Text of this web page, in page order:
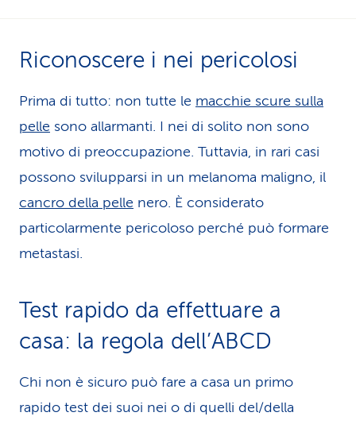
i
Riconoscere i nei pericolosi
Prima di tutto: non tutte le macchie scure sulla
pelle sono allarmanti. I nei di solito non sono
motivo di preoccupazione. Tuttavia, in rari casi
possono svilupparsi in un melanoma maligno, il
cancro della pelle nero. È considerato
particolarmente pericoloso perché può formare
metastasi.
Test rapido da effettuare a
casa: la regola dell’ABCD
Chi non è sicuro può fare a casa un primo
rapido test dei suoi nei o di quelli del/della